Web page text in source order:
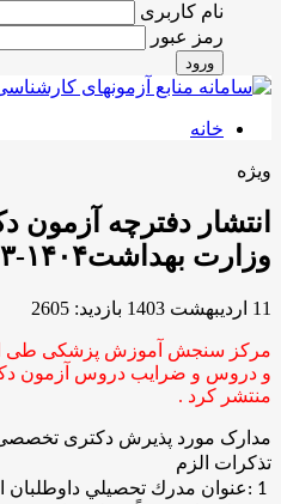
نام کاربری
رمز عبور
ورود
خانه
ویژه
انتشار دفترچه
وزارت بهداشت۱۴۰۴-۱۴۰۳
11 ارديبهشت 1403 بازدید: 2605
مرکز سنجش آموزش پزشکی طی
منتشر کرد .
مدارک مورد پذیرش دکتری
تذکرات الزم
: 1عنوان مدرك تحصيلي داوطلبان